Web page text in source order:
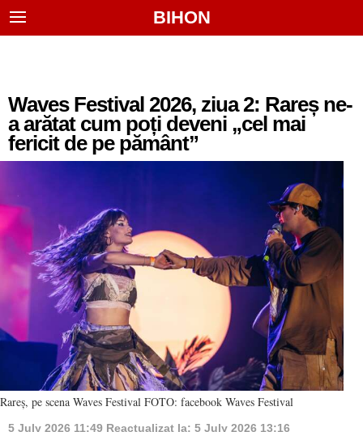
BIHON
Waves Festival 2026, ziua 2: Rareș ne-
a arătat cum poți deveni „cel mai
fericit de pe pământ”
Rareș, pe scena Waves Festival FOTO: facebook Waves Festival
5 July 2026 11:49 Reactualizat la: 5 July 2026 13:16